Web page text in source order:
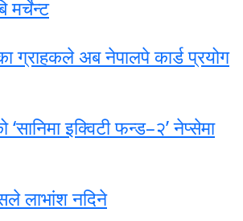
मर्चेन्ट
ग्राहकले अब नेपालपे कार्ड प्रयोग
‘सानिमा इक्विटी फन्ड–२’ नेप्सेमा
लाभांश नदिने